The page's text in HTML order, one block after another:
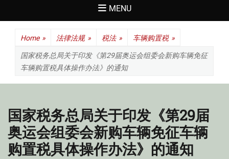
MENU
Home » 法律法规 » 税法 » 车辆购置税 »
国家税务总局关于印发《第29届奥运会组委会新购车辆免征
车辆购置税具体操作办法》的通知
国家税务总局关于印发《第29届
奥运会组委会新购车辆免征车辆
购置税具体操作办法》的通知